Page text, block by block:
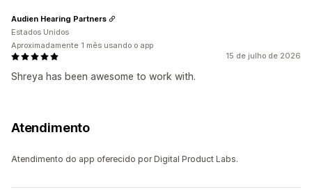
15 de julho de 2026
Shreya has been awesome to work with.
Audien Hearing Partners
Estados Unidos
Aproximadamente 1 mês usando o app
Atendimento
Atendimento do app oferecido por Digital Product Labs.